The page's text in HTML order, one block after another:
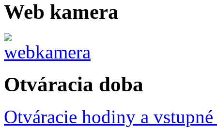
Web kamera
Otváracia doba
Otváracie hodiny a